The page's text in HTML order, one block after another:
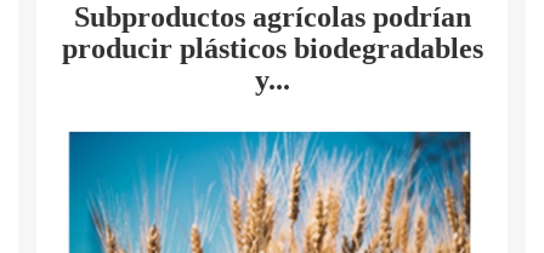
Subproductos agrícolas podrían
producir plásticos biodegradables
y...